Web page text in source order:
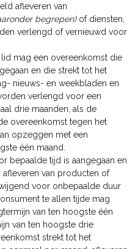
afleveren van
begrepen)of diensten,
verlengd of vernieuwd voor
lid mag een overeenkomst die
en die strekt tot het
nieuws- en weekbladen en
verlengd voor een
drie maanden, als de
overeenkomst tegen het
opzeggen met een
één maand.
bepaalde tijd is aangegaan en
van producten of
voor onbepaalde duur
te allen tijde mag
van ten hoogste één
van ten hoogste drie
strekt tot het